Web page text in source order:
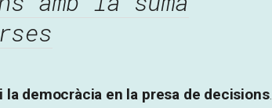
democràcia en la presa de decisions.